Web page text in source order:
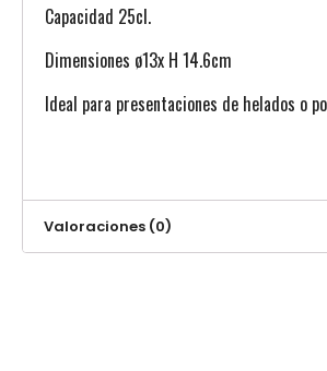
Capacidad 25cl.
Dimensiones ø13x H 14.6cm
Ideal para presentaciones de helados o
Valoraciones (0)